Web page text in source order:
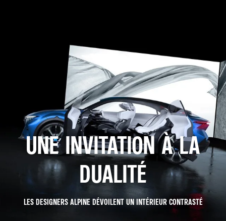
UNE INVITATION À LA
DUALITÉ
LES DESIGNERS ALPINE DÉVOILENT UN INTÉRIEUR CONTRASTÉ